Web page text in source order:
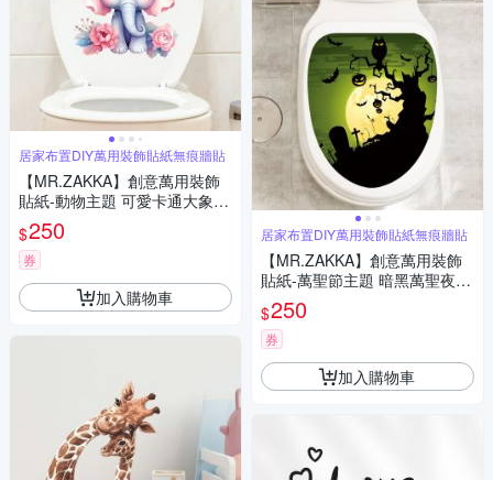
居家布置DIY萬用裝飾貼紙無痕牆貼
【MR.ZAKKA】創意萬用裝飾
貼紙-動物主題 可愛卡通大象 A
款 居家布置 DIY可移式壁貼 無
痕壁貼 牆貼
$250
券
加入購物車
居家布置DIY萬用裝飾貼紙無痕牆貼
【MR.ZAKKA】創意萬用裝飾
貼紙-萬聖節主題 暗黑萬聖夜 J
款 居家布置 DIY可移式壁貼 無
痕壁貼 牆貼
$250
券
加入購物車